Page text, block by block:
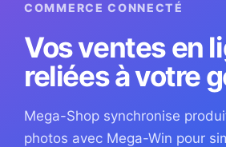
COMMERCE CONNECTÉ
Vos ventes en
reliées à votre
Mega-Shop synchronise
photos avec Mega-Win pour